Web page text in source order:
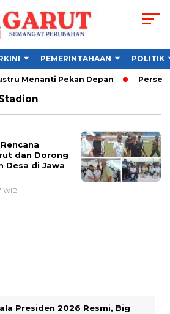
PEMERINTAHAAN POLITIK
Menanti Pekan Depan
dan Dorong
Desa di Jawa
WIB
Presiden 2026 Resmi, Big